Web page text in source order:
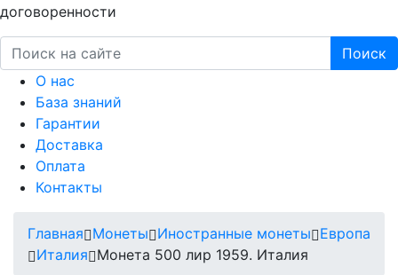
договоренности
Поиск
О нас
База знаний
Гарантии
Доставка
Оплата
Контакты
Главная Монеты Иностранные монеты Европа
Италия Монета 500 лир 1959. Италия